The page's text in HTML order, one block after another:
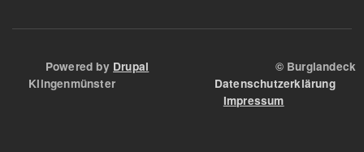
Powered by Drupal © Burglandeck
Klingenmünster Datenschutzerklärung
Impressum